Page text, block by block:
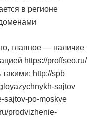
в регионе
главное — наличие
https://proffseo.ru/
http://spb
sajtov
sajtov-po-moskve
prodvizhenie-